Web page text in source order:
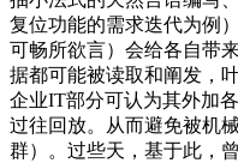
复位功能的需求迭代为例
可畅所欲言）会给各自带
据都可能被读取和阐发，
企业IT部分可认为其外加
过往回放。从而避免被机
群）。过些天，基于此，